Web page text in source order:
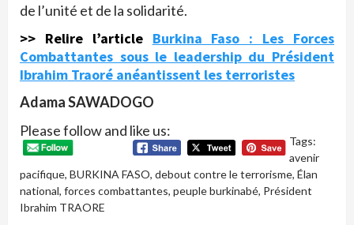
de l’unité et de la solidarité.
>> Relire l’article Burkina Faso : Les Forces
Combattantes sous le leadership du Président
Ibrahim Traoré anéantissent les terroristes
Adama SAWADOGO
Please follow and like us:
Tags:
avenir
pacifique, BURKINA FASO, debout contre le terrorisme, Élan
national, forces combattantes, peuple burkinabé, Président
Ibrahim TRAORE